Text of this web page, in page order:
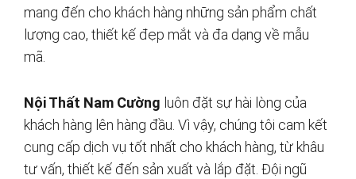
mang đến cho khách hàng những sản phẩm chất
lượng cao, thiết kế đẹp mắt và đa dạng về mẫu
mã.
Nội Thất Nam Cường luôn đặt sự hài lòng của
khách hàng lên hàng đầu. Vì vậy, chúng tôi cam kết
cung cấp dịch vụ tốt nhất cho khách hàng, từ khâu
tư vấn, thiết kế đến sản xuất và lắp đặt. Đội ngũ